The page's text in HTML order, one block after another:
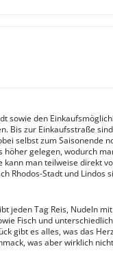
sowie den
Bis zur Einkaufsstraße
selbst zum Saisonende
gelegen, wodurch
kann man teilweise direkt
Rhodos-Stadt und Lindos
jeden Tag Reis, Nudeln
Fisch und
gibt es alles, was das
was aber wirklich